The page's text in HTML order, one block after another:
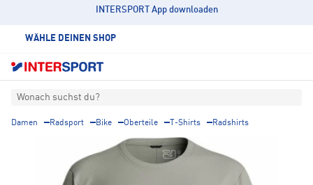
INTERSPORT App downloaden
WÄHLE DEINEN SHOP
Wonach suchst du?
Damen Radsport Bike Oberteile T-Shirts Radshirts